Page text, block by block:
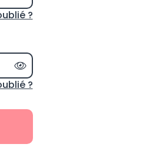
?
Afficher le mot de passe
?